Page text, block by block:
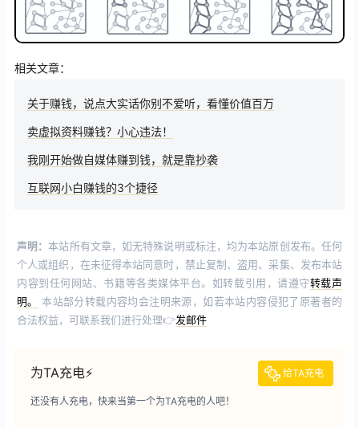
相关文章：
关于赚钱，说点大实话你别不爱听，看懂价值百万
卖虚拟资料赚钱？小心违法！
我刚开始做自媒体赚到钱，就是靠抄袭
互联网小白赚钱的3个捷径
声明：本站所有文章，如无特殊说明或标注，均为本站原创发布。任何
个人或组织，在未征得本站同意时，禁止复制、盗用、采集、发布本站
内容到任何网站、书籍等各类媒体平台。如转载引用，请遵守转载声
明。
本站部分转载内容均会注明来源，如若本站内容侵犯了原著者的
合法权益，可联系我们进行处理👉发邮件
为TA充电⚡️ 给TA充电
还没有人充电，快来当第一个为TA充电的人吧！